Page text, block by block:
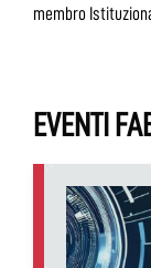
membro
EVENTI